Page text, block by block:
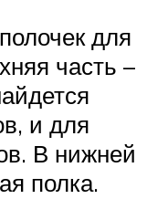
для
часть –
и для
В нижней
полка.